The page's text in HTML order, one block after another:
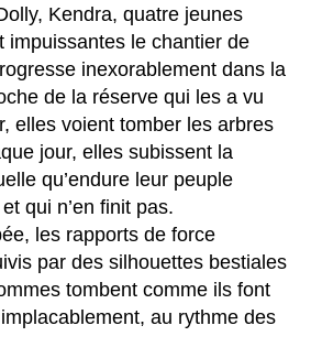
Kendra, quatre jeunes
impuissantes le chantier de
inexorablement dans la
de la réserve qui les a vu
elles voient tomber les arbres
jour, elles subissent la
qu’endure leur peuple
qui n’en finit pas.
les rapports de force
par des silhouettes bestiales
tombent comme ils font
au rythme des